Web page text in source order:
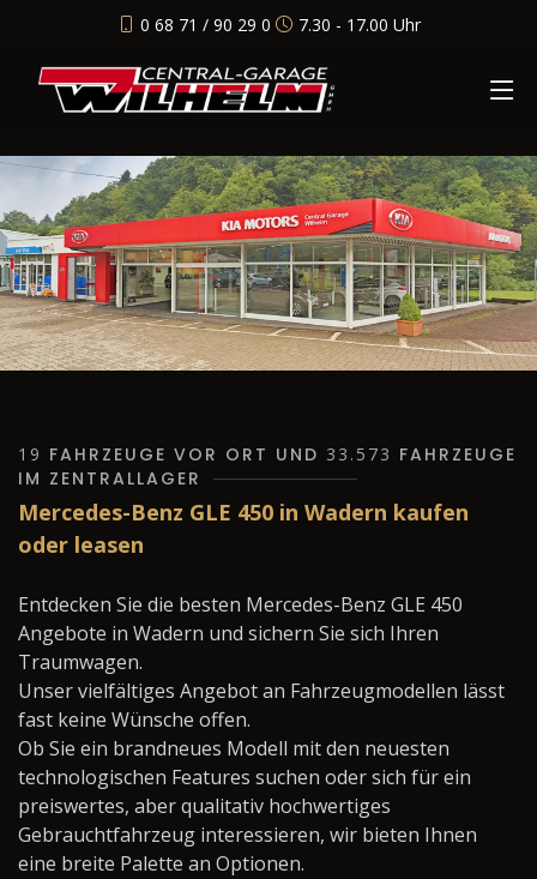
0 68 71 / 90 29 0 7.30 - 17.00 Uhr
19 FAHRZEUGE VOR ORT UND 33.573 FAHRZEUGE
IM ZENTRALLAGER
Mercedes-Benz GLE 450 in Wadern kaufen
oder leasen
Entdecken Sie die besten Mercedes-Benz GLE 450
Angebote in Wadern und sichern Sie sich Ihren
Traumwagen.
Unser vielfältiges Angebot an Fahrzeugmodellen lässt
fast keine Wünsche offen.
Ob Sie ein brandneues Modell mit den neuesten
technologischen Features suchen oder sich für ein
preiswertes, aber qualitativ hochwertiges
Gebrauchtfahrzeug interessieren, wir bieten Ihnen
eine breite Palette an Optionen.